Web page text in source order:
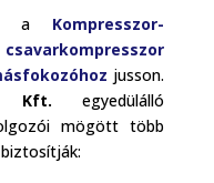
a Kompresszor-
csavarkompresszor
jusson.
Kft. egyedülálló
mögött több